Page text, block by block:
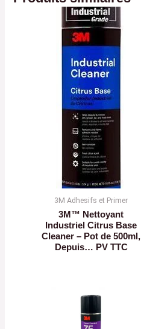
3M Adhesifs et Primer
3M™ Nettoyant
Industriel Citrus Base
Cleaner – Pot de 500ml,
Depuis… PV TTC